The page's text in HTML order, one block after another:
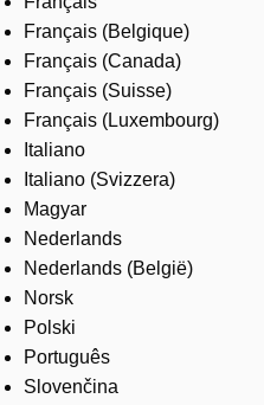
Français (Belgique)
Français (Canada)
Français (Suisse)
Français (Luxembourg)
Italiano
Italiano (Svizzera)
Magyar
Nederlands
Nederlands (België)
Norsk
Polski
Português
Slovenčina